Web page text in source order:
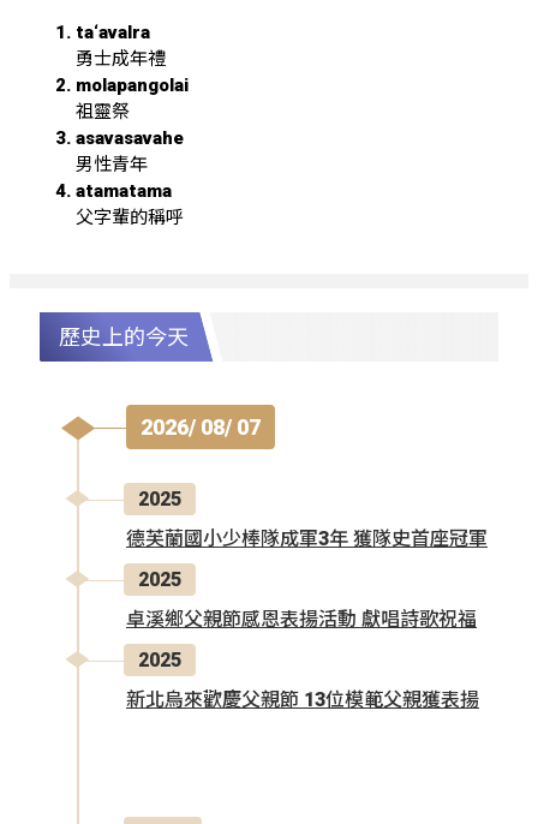
ta‘avalra
勇士成年禮
molapangolai
祖靈祭
asavasavahe
男性青年
atamatama
父字輩的稱呼
歷史上的今天
2026/ 08/ 07
2025
德芙蘭國小少棒隊成軍3年 獲隊史首座冠軍
2025
卓溪鄉父親節感恩表揚活動 獻唱詩歌祝福
2025
新北烏來歡慶父親節 13位模範父親獲表揚